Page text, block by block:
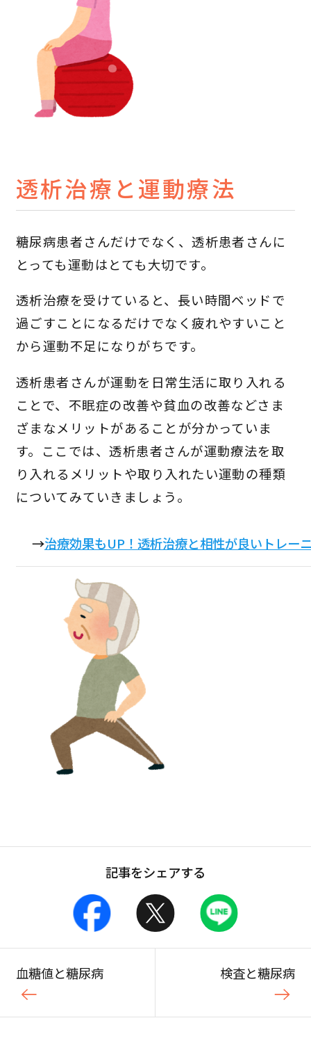
透析治療と運動療法
糖尿病患者さんだけでなく、透析患者さんに
とっても運動はとても大切です。
透析治療を受けていると、長い時間ベッドで
過ごすことになるだけでなく疲れやすいこと
から運動不足になりがちです。
透析患者さんが運動を日常生活に取り入れる
ことで、不眠症の改善や貧血の改善などさま
ざまなメリットがあることが分かっていま
す。ここでは、透析患者さんが運動療法を取
り入れるメリットや取り入れたい運動の種類
についてみていきましょう。
→治療効果もUP！透析治療と相性が良いトレー
記事をシェアする
血糖値と糖尿病 検査と糖尿病